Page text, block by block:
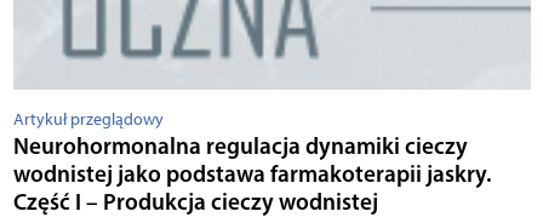
Artykuł przeglądowy
Neurohormonalna regulacja dynamiki cieczy
wodnistej jako podstawa farmakoterapii jaskry.
Część I – Produkcja cieczy wodnistej